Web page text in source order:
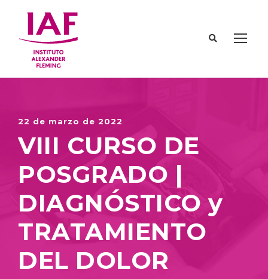
22 de marzo de 2022
VIII CURSO DE
POSGRADO |
DIAGNÓSTICO y
TRATAMIENTO
DEL DOLOR